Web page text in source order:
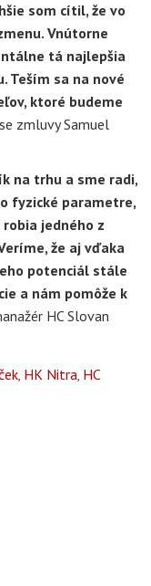
som cítil, že vo
Vnútorne
tá najlepšia
Teším sa na nové
ktoré budeme
zmluvy Samuel
na trhu a sme radi,
fyzické parametre,
jedného z
že aj vďaka
potenciál stále
a nám pomôže k
HC Slovan
HK Nitra HC